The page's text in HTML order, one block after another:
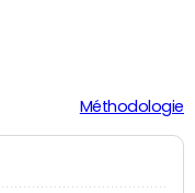
Méthodologie